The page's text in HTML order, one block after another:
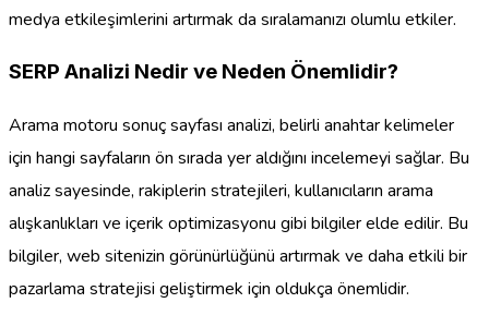
medya etkileşimlerini artırmak da sıralamanızı olumlu etkiler.
SERP Analizi Nedir ve Neden Önemlidir?
Arama motoru sonuç sayfası analizi, belirli anahtar kelimeler
için hangi sayfaların ön sırada yer aldığını incelemeyi sağlar. Bu
analiz sayesinde, rakiplerin stratejileri, kullanıcıların arama
alışkanlıkları ve içerik optimizasyonu gibi bilgiler elde edilir. Bu
bilgiler, web sitenizin görünürlüğünü artırmak ve daha etkili bir
pazarlama stratejisi geliştirmek için oldukça önemlidir.